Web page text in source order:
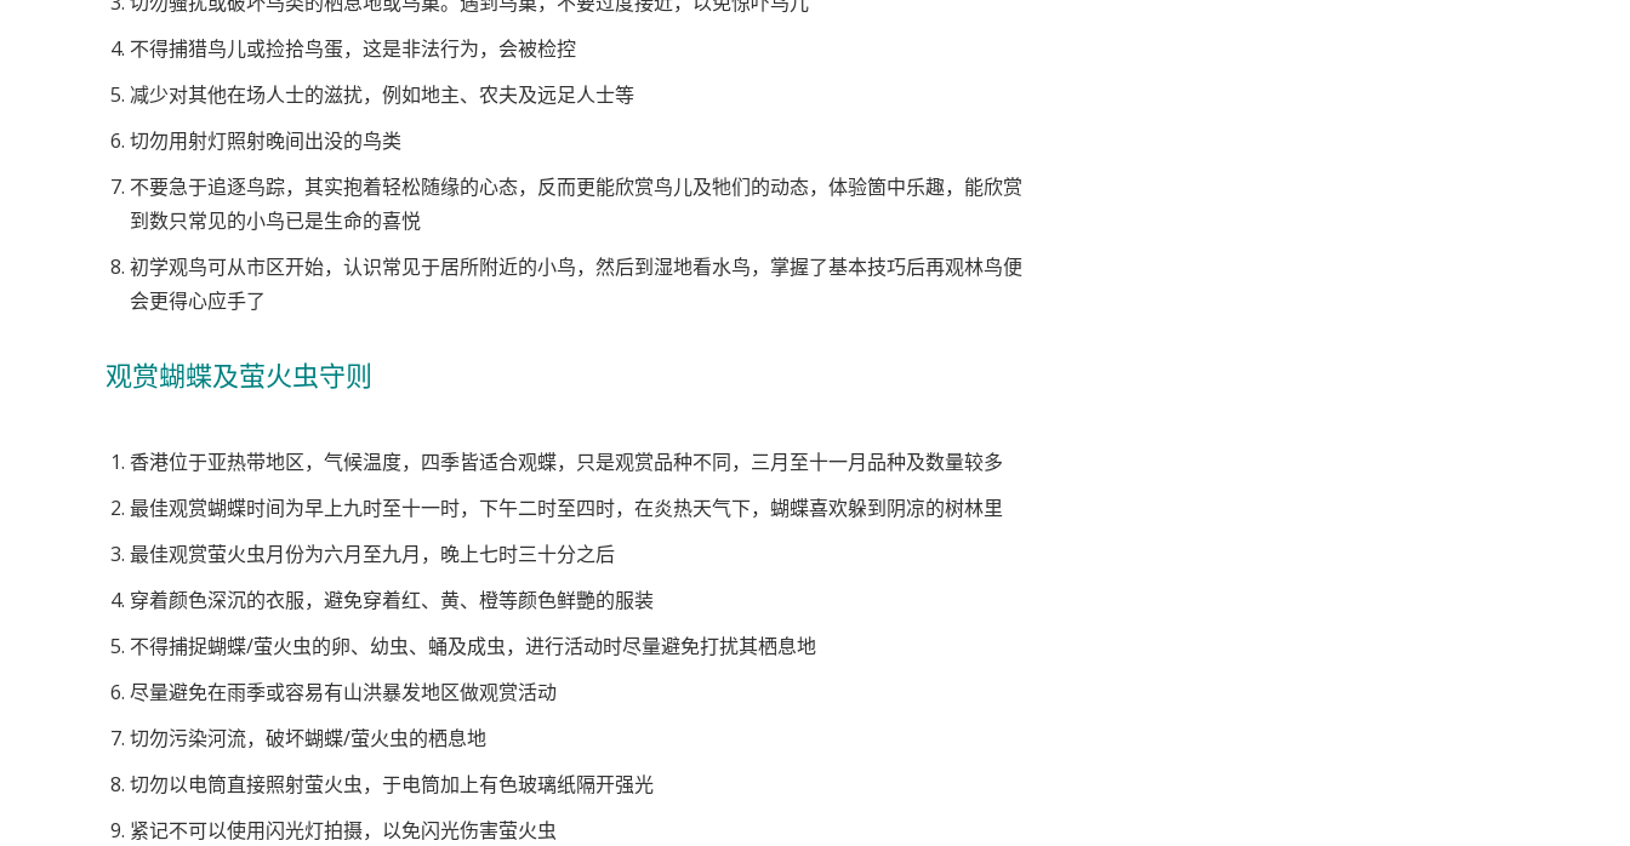
不得捕猎鸟儿或捡拾鸟蛋，这是非法行为，会被检控
减少对其他在场人士的滋扰，例如地主、农夫及远足人士等
切勿用射灯照射晚间出没的鸟类
不要急于追逐鸟踪，其实抱着轻松随缘的心态，反而更能欣赏鸟儿及牠们的动态，体验箇中乐趣，能欣赏
到数只常见的小鸟已是生命的喜悦
初学观鸟可从市区开始，认识常见于居所附近的小鸟，然后到湿地看水鸟，掌握了基本技巧后再观林鸟便
会更得心应手了
观赏蝴蝶及萤火虫守则
香港位于亚热带地区，气候温度，四季皆适合观蝶，只是观赏品种不同，三月至十一月品种及数量较多
最佳观赏蝴蝶时间为早上九时至十一时，下午二时至四时，在炎热天气下，蝴蝶喜欢躲到阴凉的树林里
最佳观赏萤火虫月份为六月至九月，晚上七时三十分之后
穿着颜色深沉的衣服，避免穿着红、黄、橙等颜色鲜艷的服装
不得捕捉蝴蝶/萤火虫的卵、幼虫、蛹及成虫，进行活动时尽量避免打扰其栖息地
尽量避免在雨季或容易有山洪暴发地区做观赏活动
切勿污染河流，破坏蝴蝶/萤火虫的栖息地
切勿以电筒直接照射萤火虫，于电筒加上有色玻璃纸隔开强光
紧记不可以使用闪光灯拍摄，以免闪光伤害萤火虫